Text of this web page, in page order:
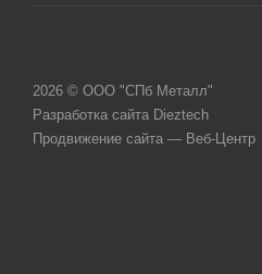
2026 © ООО "СПб Металл"
Разработка сайта Dieztech
Продвижение сайта — Веб-Центр